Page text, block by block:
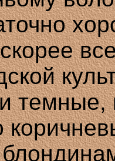
темные,